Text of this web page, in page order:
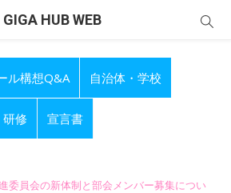
GIGA HUB WEB
ル構想Q&A 自治体・学校
研修 宣言書
委員会の新体制と部会メンバー募集につい